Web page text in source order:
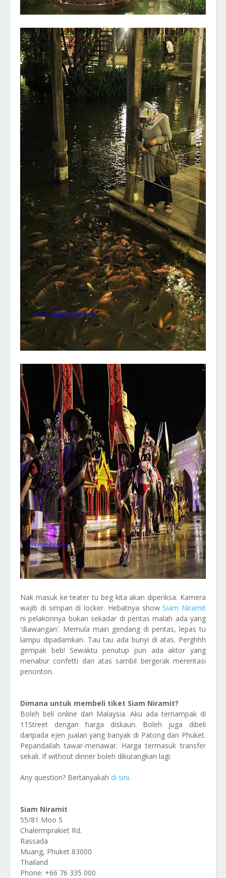
Nak masuk ke teater tu beg kita akan diperiksa. Kamera
wajib di simpan di locker. Hebatnya showSiam Niramit
ni pelakonnya bukan sekadar di pentas malah ada yang
'diawangan'. Memula main gendang di pentas, lepas tu
lampu dipadamkan. Tau tau ada bunyi di atas. Perghhh
gempak beb! Sewaktu penutup pun ada aktor yang
menabur confetti dari atas sambil bergerak merentasi
penonton.
Dimana untuk membeli tiket Siam Niramit?
Boleh beli online dari Malaysia. Aku ada ternampak di
11Street dengan harga diskaun. Boleh juga dibeli
daripada ejen jualan yang banyak di Patong dan Phuket.
Pepandailah tawar-menawar. Harga termasuk transfer
sekali. If without dinner boleh dikurangkan lagi.
Any question? Bertanyakah di sini.
Siam Niramit
55/81 Moo 5
Chalermprakiet Rd.
Rassada
Muang, Phuket 83000
Thailand
Phone: +66 76 335 000